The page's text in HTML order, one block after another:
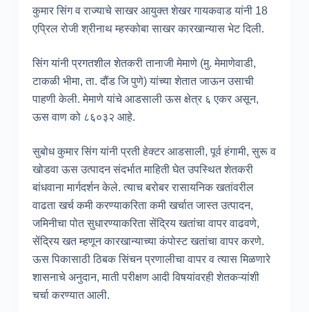
कुमार सिंग व राज्याचे साखर आयुक्त शेखर गायकवाड यांनी 18
एप्रिल रोजी श्रीनाथ म्हस्कोबा साखर कारखान्यास भेट दिली.
सिंग यांनी प्रगतशील शेतकरी तानाजी मेमाणे (मु. मेमाणेवाडी,
टाकळी भीमा, ता. दौंड जि पुणे) यांच्या शेतात जाऊन उसाची
पाहणी केली. मेमाणे यांचे आडसाली ऊस क्षेत्र ६ एकर असून,
ऊस वाण को ८६०३२ आहे.
सुबोध कुमार सिंग यांनी प्रती हेक्टर आडसाली, पूर्व हंगामी, सुरू व
खोडवा ऊस उत्पादन संदर्भात माहिती घेत उपस्थित शेतकरी
बांधवाना मार्गदर्शन केले. त्याच बरोबर रासायनिक खतांवरील
वाढता खर्च कमी करण्याकरिता कमी खर्चात जास्त उत्पादन,
जमिनीचा पोत सुधारण्याकरिता सेंद्रिय खतांचा वापर वाढवणे,
सेंद्रिय खत म्हणून कारखान्याच्या कंपोस्ट खतांचा वापर करणे.
ऊस पिकासाठी ठिबक सिंचन प्रणालीचा वापर व त्यास मिळणारे
शासनाचे अनुदान, माती परीक्षण आदी विषयांवरही शेतकऱ्यांशी
चर्चा करण्यात आली.